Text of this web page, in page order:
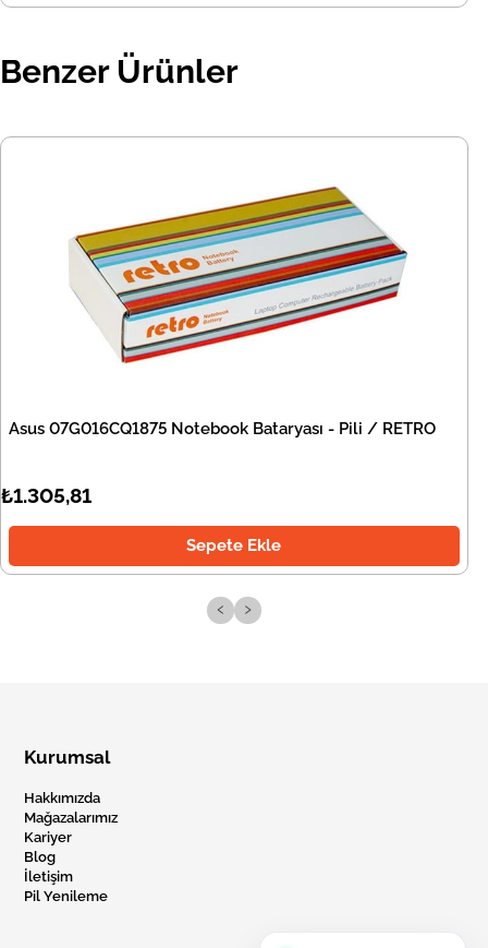
Benzer Ürünler
Asus 07G016CQ1875 Notebook Bataryası - Pili / RETRO
₺1.305,81
Sepete Ekle
‹ ›
Kurumsal
Hakkımızda
Mağazalarımız
Kariyer
Blog
İletişim
Pil Yenileme